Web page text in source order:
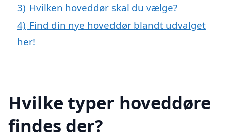
3) Hvilken hoveddør skal du vælge?
4) Find din nye hoveddør blandt udvalget
her!
Hvilke typer hoveddøre
findes der?